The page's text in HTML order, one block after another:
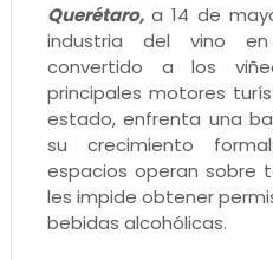
Querétaro, a 14 de
industria del vino
convertido a los
principales motores
estado, enfrenta una
su crecimiento
espacios operan sobre
les impide obtener
bebidas alcohólicas.